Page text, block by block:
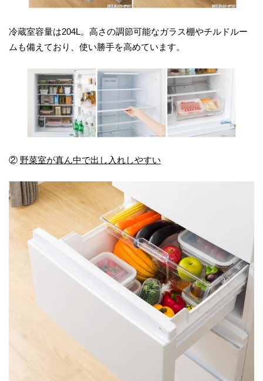
冷蔵室容量は204L。高さの調節可能なガラス棚やチルドルー
ムも備えており、使い勝手を高めています。
② 野菜室が真ん中で出し入れしやすい